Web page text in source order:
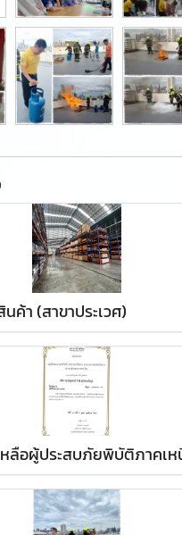
ค้า (สาขาประเวศ)
หลือผู้ประสบภัยพิบัติภาคเห